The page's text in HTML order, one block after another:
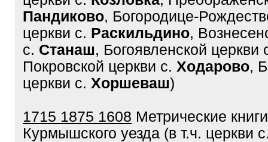
Пандиково, Богородице-
церкви с. Раскильдино,
с. Станаш, Богоявленской церкви
Покровской церкви с. Ходарово,
церкви с. Хоршеваш)
1715 1875 1608 Метрические
Курмышского уезда (в т.ч. церкви